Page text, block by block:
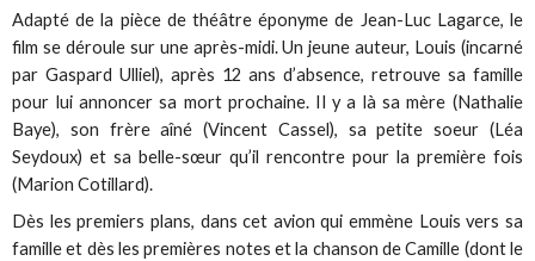
Adapté de la pièce de théâtre éponyme de Jean-Luc Lagarce, le
film se déroule sur une après-midi. Un jeune auteur, Louis (incarné
par Gaspard Ulliel), après 12 ans d’absence, retrouve sa famille
pour lui annoncer sa mort prochaine. Il y a là sa mère (Nathalie
Baye), son frère aîné (Vincent Cassel), sa petite soeur (Léa
Seydoux) et sa belle-sœur qu’il rencontre pour la première fois
(Marion Cotillard).
Dès les premiers plans, dans cet avion qui emmène Louis vers sa
famille et dès les premières notes et la chanson de Camille (dont le